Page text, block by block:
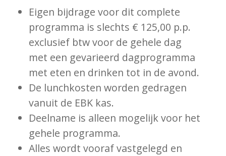
Eigen bijdrage voor dit complete
programma is slechts € 125,00 p.p.
exclusief btw voor de gehele dag
met een gevarieerd dagprogramma
met eten en drinken tot in de avond.
De lunchkosten worden gedragen
vanuit de EBK kas.
Deelname is alleen mogelijk voor het
gehele programma.
Alles wordt vooraf vastgelegd en